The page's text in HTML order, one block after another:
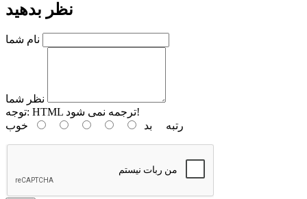
نظر بدهید
نام شما
نظر شما
توجه:
HTML ترجمه نمی شود!
رتبه بد خوب